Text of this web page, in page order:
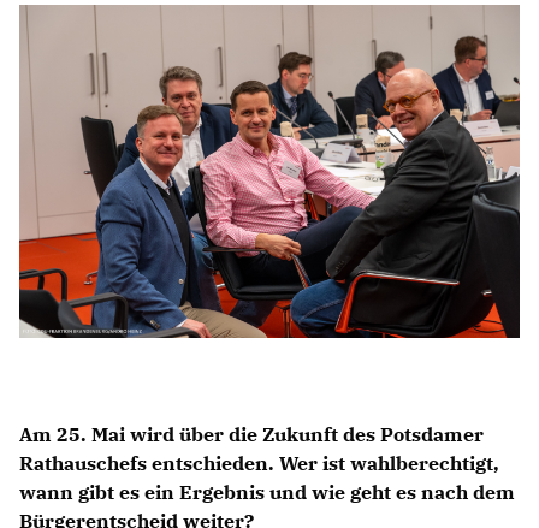
Kleine Anfragen
CDU Deutschland
CDU Fraktion im Brandenburger Landtag
CDU Brandenburg
CDU Potsdam
Am 25. Mai wird über die Zukunft des Potsdamer
Rathauschefs entschieden. Wer ist wahlberechtigt,
wann gibt es ein Ergebnis und wie geht es nach dem
Bürgerentscheid weiter?